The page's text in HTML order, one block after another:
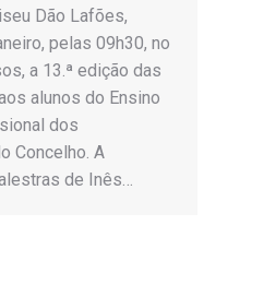
Dão Lafões,
pelas 09h30, no
a 13.ª edição das
alunos do Ensino
dos
Concelho. A
de Inês…